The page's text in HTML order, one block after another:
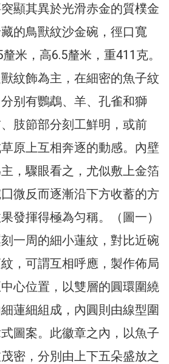
顯其異於光滑赤金的質樸金
的鳥獸紋沙金碗，徑口寬
米，高6.5釐米，重411克。
紋飾為主，在細密的魚子紋
别有鸚鵡、羊、孔雀和獅
肢節部分刻工鮮明，或前
原上互相奔逐的動感。內壁
，驟眼看之，尤似敷上金箔
微反而逐漸沿下方收蓄的方
發揮得極為匀稱。（圖一）
一周的細小蓮紋，對比近碗
，可謂互相呼應，製作佈局
心位置，以雙層的圓環圍繞
蓮細組成，內圓則由線型圍
圖案。此徽章之內，以魚子
密，分別由上下五朵盛放之